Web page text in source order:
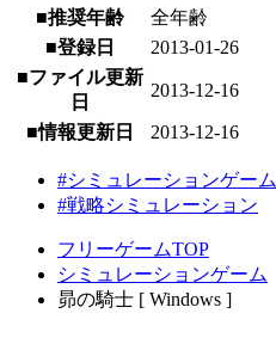
■推奨年齢
全年齢
■登録日
2013-01-26
■ファイル更新
日
2013-12-16
■情報更新日 2013-12-16
#シミュレーションゲーム
#戦略シミュレーション
フリーゲームTOP
シミュレーションゲーム
昴の騎士 [ Windows ]